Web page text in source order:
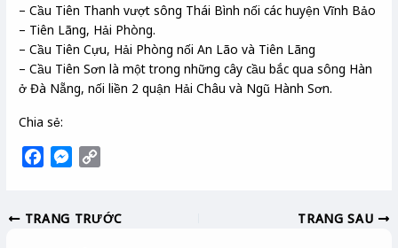
– Cầu Tiên Thanh vượt sông Thái Bình nối các huyện Vĩnh Bảo
– Tiên Lãng, Hải Phòng.
– Cầu Tiên Cựu, Hải Phòng nối An Lão và Tiên Lãng
– Cầu Tiên Sơn là một trong những cây cầu bắc qua sông Hàn
ở Đà Nẵng, nối liền 2 quận Hải Châu và Ngũ Hành Sơn.
Chia sẻ:
e
M
s
y
TRANG TRƯỚC TRANG SAU